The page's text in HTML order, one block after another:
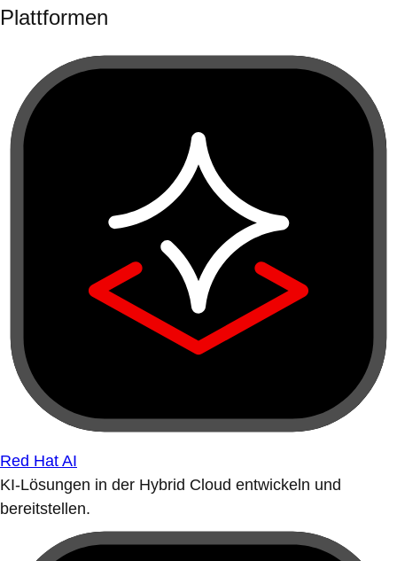
Plattformen
Red Hat AI
KI-Lösungen in der Hybrid Cloud entwickeln und
bereitstellen.